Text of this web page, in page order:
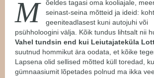
M
õeldes tagasi oma kooliajale,
seinast-seina mõtteid ja ideid:
geeniteadlasest kuni autojuhi või
psühholoogini välja. Kõik tundus lihtsalt nii
Vahel tundsin end kui Leiutajateküla
suutnud hommikut ära oodata, et kõike
Lapsena olid sellised mõtted küll toredad,
gümnaasiumit lõpetades polnud ma ikka